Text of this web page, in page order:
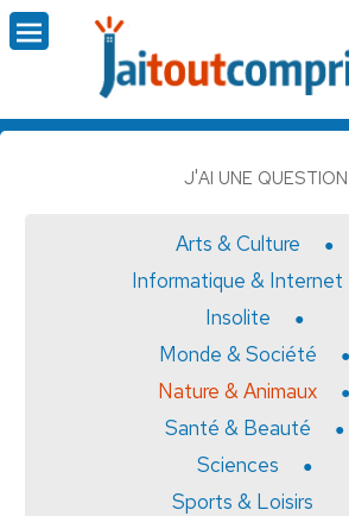
J'AI UNE QUESTION
Arts & Culture
Informatique & Internet
Insolite
Monde & Société
Nature & Animaux
Santé & Beauté
Sciences
Sports & Loisirs